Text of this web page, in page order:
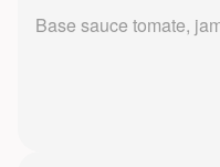
Base sauce tomate,